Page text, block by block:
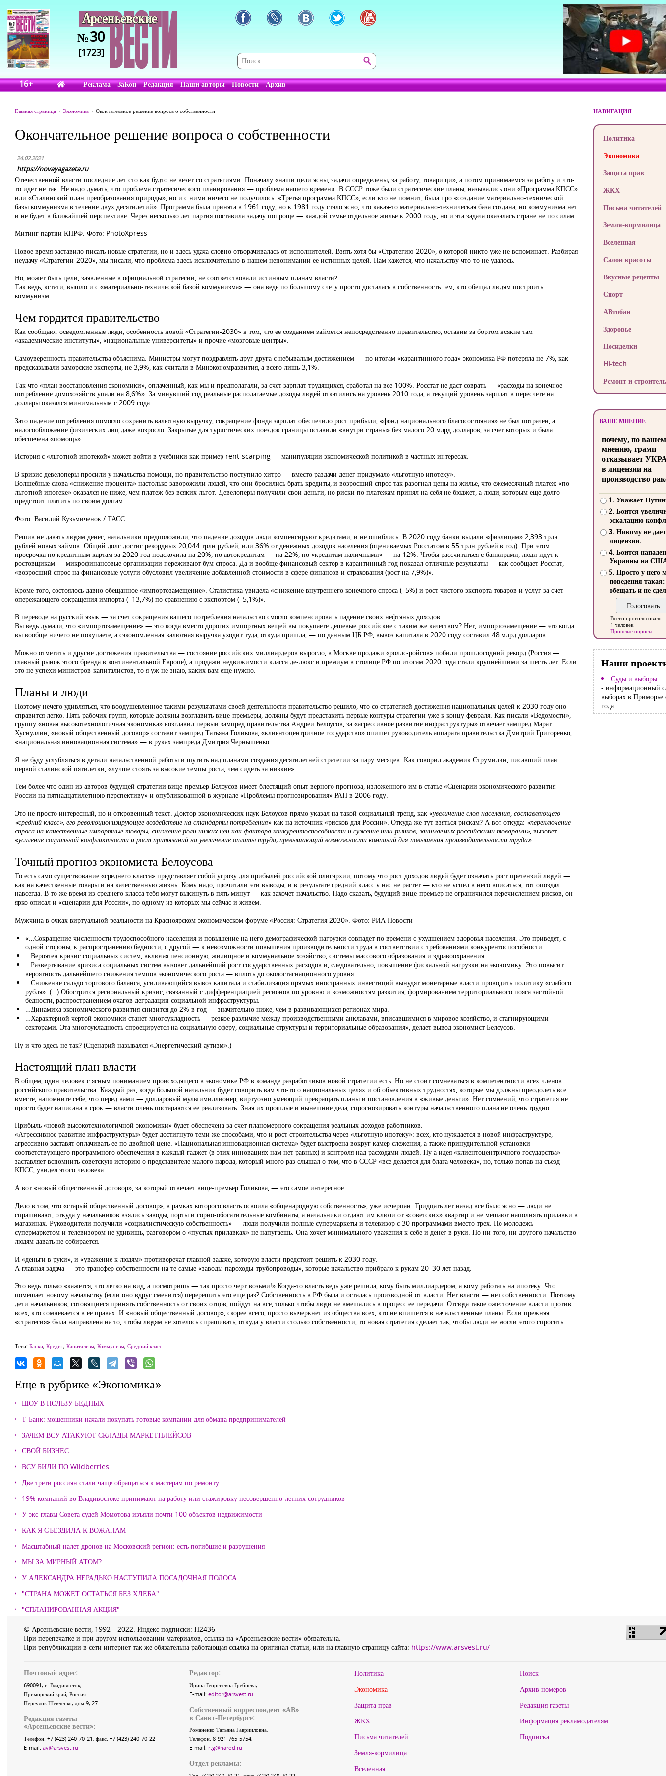
№30
[1723]
16+ Реклама ЗаКон Редакция Наши авторы Новости Архив
Главная страница Экономика Окончательное решение вопроса о собственности
Окончательное решение вопроса о собственности
24.02.2021
https://novayagazeta.ru
Отечественной власти последние лет сто как будто не везет со стратегиями. Поначалу «наши цели ясны, задачи определены; за работу, товарищи», а потом принимаемся за работу и что-
то идет не так. Не надо думать, что проблема стратегического планирования — проблема нашего времени. В СССР тоже были стратегические планы, назывались они «Программа КПСС»
или «Сталинский план преобразования природы», но и с ними ничего не получилось. «Третья программа КПСС», если кто не помнит, была про «создание материально-технической
базы коммунизма в течение двух десятилетий». Программа была принята в 1961 году, но к 1981 году стало ясно, что какая-то материально-техническая база создана, но коммунизма нет
и не будет в ближайшей перспективе. Через несколько лет партия поставила задачу попроще — каждой семье отдельное жилье к 2000 году, но и эта задача оказалась стране не по силам.
Митинг партии КПРФ. Фото: PhotoXpress
Новое время заставило писать новые стратегии, но и здесь удача словно отворачивалась от исполнителей. Взять хотя бы «Стратегию-2020», о которой никто уже не вспоминает. Разбирая
неудачу «Стратегии-2020», мы писали, что проблема здесь исключительно в нашем непонимании ее истинных целей. Нам кажется, что начальству что-то не удалось.
Но, может быть цели, заявленные в официальной стратегии, не соответствовали истинным планам власти?
Так ведь, кстати, вышло и с «материально-технической базой коммунизма» — она ведь по большому счету просто досталась в собственность тем, кто обещал людям построить
коммунизм.
Чем гордится правительство
Как сообщают осведомленные люди, особенность новой «Стратегии-2030» в том, что ее созданием займется непосредственно правительство, оставив за бортом всякие там
«академические институты», «национальные университеты» и прочие «мозговые центры».
Самоуверенность правительства объяснима. Министры могут поздравлять друг друга с небывалым достижением — по итогам «карантинного года» экономика РФ потеряла не 7%, как
предсказывали заморские эксперты, не 3,9%, как считали в Минэкономразвития, а всего лишь 3,1%.
Так что «план восстановления экономики», оплаченный, как мы и предполагали, за счет зарплат трудящихся, сработал на все 100%. Росстат не даст соврать — «расходы на конечное
потребление домохозяйств упали на 8,6%». За минувший год реальные располагаемые доходы людей откатились на уровень 2010 года, а текущий уровень зарплат в пересчете на
доллары оказался минимальным с 2009 года.
Зато падение потребления помогло сохранить валютную выручку, сокращение фонда зарплат обеспечило рост прибыли, «фонд национального благосостояния» не был потрачен, а
налогообложение физических лиц даже возросло. Закрытые для туристических поездок границы оставили «внутри страны» без малого 20 млрд долларов, за счет которых и была
обеспечена «помощь».
История с «льготной ипотекой» может войти в учебники как пример rent-scarping — манипуляции экономической политикой в частных интересах.
В кризис девелоперы просили у начальства помощи, но правительство поступило хитро — вместо раздачи денег придумало «льготную ипотеку».
Волшебные слова «снижение процента» настолько заворожили людей, что они бросились брать кредиты, и возросший спрос так разогнал цены на жилье, что ежемесячный платеж «по
льготной ипотеке» оказался не ниже, чем платеж без всяких льгот. Девелоперы получили свои деньги, но риски по платежам принял на себя не бюджет, а люди, которым еще долго
предстоит платить по своим долгам.
Фото: Василий Кузьмиченок / ТАСС
Решив не давать людям денег, начальники предположили, что падение доходов люди компенсируют кредитами, и не ошиблись. В 2020 году банки выдали «физлицам» 2,393 трлн
рублей новых займов. Общий долг достиг рекордных 20,044 трлн рублей, или 36% от денежных доходов населения (оцениваемых Росстатом в 55 трлн рублей в год). При этом
просрочка по кредитным картам за 2020 год подскочила на 20%, по автокредитам — на 22%, по «кредитам наличными» — на 12%. Чтобы рассчитаться с банкирами, люди идут к
ростовщикам — микрофинансовые организации переживают бум спроса. Да и вообще финансовый сектор в карантинный год показал отличные результаты — как сообщает Росстат,
«возросший спрос на финансовые услуги обусловил увеличение добавленной стоимости в сфере финансов и страхования (рост на 7,9%)».
Кроме того, состоялось давно обещанное «импортозамещение». Статистика увидела «снижение внутреннего конечного спроса (–5%) и рост чистого экспорта товаров и услуг за счет
опережающего сокращения импорта (–13,7%) по сравнению с экспортом (–5,1%)».
В переводе на русский язык — за счет сокращения вашего потребления начальство смогло компенсировать падение своих нефтяных доходов.
Вы ведь думали, что «импортозамещение» — это когда вместо дорогих импортных вещей вы покупаете дешевые российские с таким же качеством? Нет, импортозамещение — это когда
вы вообще ничего не покупаете, а сэкономленная валютная выручка уходит туда, откуда пришла, — по данным ЦБ РФ, вывоз капитала в 2020 году составил 48 млрд долларов.
Можно отметить и другие достижения правительства — состояние российских миллиардеров выросло, в Москве продажи «роллс-ройсов» побили прошлогодний рекорд (Россия —
главный рынок этого бренда в континентальной Европе), а продажи недвижимости класса де-люкс и премиум в столице РФ по итогам 2020 года стали крупнейшими за шесть лет. Если
это не успехи министров-капиталистов, то я уж не знаю, каких вам еще нужно.
Планы и люди
Поэтому нечего удивляться, что воодушевленное такими результатами своей деятельности правительство решило, что со стратегией достижения национальных целей к 2030 году оно
справится легко. Пять рабочих групп, которые должны возглавить вице-премьеры, должны будут представить первые контуры стратегии уже к концу февраля. Как писали «Ведомости»,
группу «новая высокотехнологичная экономика» возглавил первый зампред правительства Андрей Белоусов, за «агрессивное развитие инфраструктуры» отвечает зампред Марат
Хуснуллин, «новый общественный договор» составит зампред Татьяна Голикова, «клиентоцентричное государство» опишет руководитель аппарата правительства Дмитрий Григоренко,
«национальная инновационная система» — в руках зампреда Дмитрия Чернышенко.
Я не буду углубляться в детали начальственной работы и шутить над планами создания десятилетней стратегии за пару месяцев. Как говорил академик Струмилин, писавший план
первой сталинской пятилетки, «лучше стоять за высокие темпы роста, чем сидеть за низкие».
Тем более что один из авторов будущей стратегии вице-премьер Белоусов имеет блестящий опыт верного прогноза, изложенного им в статье «Сценарии экономического развития
России на пятнадцатилетнюю перспективу» и опубликованной в журнале «Проблемы прогнозирования» РАН в 2006 году.
Это не просто интересный, но и откровенный текст. Доктор экономических наук Белоусов прямо указал на такой социальный тренд, как «увеличение слоя населения, составляющего
«средний класс», его революционизирующее воздействие на стандарты потребления» как на источник «рисков для России». Откуда же тут взяться рискам? А вот откуда: «переключение
спроса на качественные импортные товары, снижение роли низких цен как фактора конкурентоспособности и сужение ниш рынков, занимаемых российскими товарами», вызовет
«усиление социальной конфликтности и рост притязаний на увеличение оплаты труда, превышающий возможности компаний для повышения производительности труда».
Точный прогноз экономиста Белоусова
То есть само существование «среднего класса» представляет собой угрозу для прибылей российской олигархии, потому что рост доходов людей будет означать рост претензий людей —
как на качественные товары и на качественную жизнь. Кому надо, прочитали эти выводы, и в результате средний класс у нас не растет — кто не успел в него вписаться, тот опоздал
навсегда. В то же время из среднего класса тебя могут выкинуть в пять минут — как захочет начальство. Надо сказать, будущий вице-премьер не ограничился перечислением рисков, он
ярко описал и «сценарии для России», по одному из которых мы сейчас и живем.
Мужчина в очках виртуальной реальности на Красноярском экономическом форуме «Россия: Стратегия 2030». Фото: РИА Новости
«…Сокращение численности трудоспособного населения и повышение на него демографической нагрузки совпадет по времени с ухудшением здоровья населения. Это приведет, с
одной стороны, к распространению бедности, с другой — к невозможности повышения производительности труда в соответствии с требованиями конкурентоспособности.
…Вероятен кризис социальных систем, включая пенсионную, жилищное и коммунальное хозяйство, системы массового образования и здравоохранения.
…Развертывание кризиса социальных систем вызовет дальнейший рост государственных расходов и, следовательно, повышение фискальной нагрузки на экономику. Это повысит
вероятность дальнейшего снижения темпов экономического роста — вплоть до околостагнационного уровня.
…Снижение сальдо торгового баланса, усиливающийся вывоз капитала и стабилизация прямых иностранных инвестиций вынудят монетарные власти проводить политику «слабого
рубля». (…) Обострится региональный кризис, связанный с дифференциацией регионов по уровню и возможностям развития, формированием территориального пояса застойной
бедности, распространением очагов деградации социальной инфраструктуры.
…Динамика экономического развития снизится до 2% в год — значительно ниже, чем в развивающихся регионах мира.
…Характерной чертой экономики станет многоукладность — резкое различие между производственными анклавами, вписавшимися в мировое хозяйство, и стагнирующими
секторами. Эта многоукладность спроецируется на социальную сферу, социальные структуры и территориальные образования», делает вывод экономист Белоусов.
Ну и что здесь не так? (Сценарий назывался «Энергетический аутизм».)
Настоящий план власти
В общем, один человек с ясным пониманием происходящего в экономике РФ в команде разработчиков новой стратегии есть. Но не стоит сомневаться в компетентности всех членов
российского правительства. Каждый раз, когда большой начальник будет говорить вам что-то о национальных целях и об объективных трудностях, которые мы должны преодолеть все
вместе, напомните себе, что перед вами — долларовый мультимиллионер, виртуозно умеющий превращать планы и постановления в «живые деньги». Нет сомнений, что стратегия не
просто будет написана в срок — власти очень постараются ее реализовать. Зная их прошлые и нынешние дела, спрогнозировать контуры начальственного плана не очень трудно.
Прибыль «новой высокотехнологичной экономики» будет обеспечена за счет планомерного сокращения реальных доходов работников.
«Агрессивное развитие инфраструктуры» будет достигнуто теми же способами, что и рост строительства через «льготную ипотеку»: всех, кто нуждается в новой инфраструктуре,
агрессивно заставят оплачивать ее по двойной цене. «Национальная инновационная система» будет выстроена вокруг камер слежения, а также принудительной установки
соответствующего программного обеспечения в каждый гаджет (в этих инновациях нам нет равных) и контроля над расходами людей. Ну а идея «клиентоцентричного государства»
заставляет вспомнить советскую историю о представителе малого народа, который много раз слышал о том, что в СССР «все делается для блага человека», но, только попав на съезд
КПСС, увидел этого человека.
А вот «новый общественный договор», за который отвечает вице-премьер Голикова, — это самое интересное.
Дело в том, что «старый общественный договор», в рамках которого власть освоила «общенародную собственность», уже исчерпан. Тридцать лет назад все было ясно — люди не
спрашивают, откуда у начальников взялись заводы, порты и горно-обогатительные комбинаты, а начальники отдают им ключи от «советских» квартир и не мешают наполнять прилавки в
магазинах. Руководители получили «социалистическую собственность» — люди получили полные супермаркеты и телевизор с 30 программами вместо трех. Но молодежь
супермаркетом и телевизором не удивишь, разговором о «пустых прилавках» не напугаешь. Она хочет минимального уважения к себе и денег в руки. Но ни того, ни другого начальство
людям давать не собирается.
И «деньги в руки», и «уважение к людям» противоречат главной задаче, которую власти предстоит решить к 2030 году.
А главная задача — это трансфер собственности на те самые «заводы-пароходы-трубопроводы», которые начальство прибрало к рукам 20–30 лет назад.
Это ведь только «кажется, что легко на вид, а посмотришь — так просто черт возьми!» Когда-то власть ведь уже решила, кому быть миллиардером, а кому работать на ипотеку. Что
помешает новому начальству (если оно вдруг сменится) перерешить это еще раз? Собственность в РФ была и осталась производной от власти. Нет власти — нет собственности. Поэтому
дети начальников, готовящиеся принять собственность от своих отцов, пойдут на все, только чтобы люди не вмешались в процесс ее передачи. Отсюда такое ожесточение власти против
всех, кто сомневается в ее правах. И «новый общественный договор», скорее всего, просто вычеркнет из общества всех, кто не впишется в начальственные планы. Если прежняя
«стратегия» была направлена на то, чтобы людям не хотелось спрашивать, откуда у власти столько собственности, то новая стратегия сделает так, чтобы люди не могли этого спросить.
Теги: Банки, Кредит, Капитализм, Коммунизм, Средний класс
Еще в рубрике «Экономика»
ШОУ В ПОЛЬЗУ БЕДНЫХ
Т-Банк: мошенники начали покупать готовые компании для обмана предпринимателей
ЗАЧЕМ ВСУ АТАКУЮТ СКЛАДЫ МАРКЕТПЛЕЙСОВ
СВОЙ БИЗНЕС
ВСУ БИЛИ ПО Wildberries
Две трети россиян стали чаще обращаться к мастерам по ремонту
19% компаний во Владивостоке принимают на работу или стажировку несовершенно-летних сотрудников
У экс-главы Совета судей Момотова изъяли почти 100 объектов недвижимости
КАК Я СЪЕЗДИЛА К ВОЖАНАМ
Масштабный налет дронов на Московский регион: есть погибшие и разрушения
МЫ ЗА МИРНЫЙ АТОМ?
У АЛЕКСАНДРА НЕРАДЬКО НАСТУПИЛА ПОСАДОЧНАЯ ПОЛОСА
"СТРАНА МОЖЕТ ОСТАТЬСЯ БЕЗ ХЛЕБА"
"СПЛАНИРОВАННАЯ АКЦИЯ"
НАВИГАЦИЯ
Политика
Экономика
Защита прав
ЖКХ
Письма читателей
Земля-кормилица
Вселенная
Салон красоты
Вкусные рецепты
Спорт
АВтобан
Здоровье
Посиделки
Hi-tech
Ремонт и
ВАШЕ МНЕНИЕ
почему, по
мнению, трамп
отказывает
в лицензии на
производство
1. Уважает
2. Боится
эскалацию
3. Никому не
лицензии.
4. Боится
Украины на
5. Просто у него
поведения такая:
обещать и не
Всего проголосовало
1 человек
Прошлые опросы
Наши
Суды и выборы
- информационный
выборах в Приморье
года
© Арсеньевские вести, 1992—2022. Индекс подписки: П2436
При перепечатке и при другом использовании материалов, ссылка на «Арсеньевские вести» обязательна.
При републикации в сети интернет так же обязательна работающая ссылка на оригинал статьи, или на главную страницу сайта: https://www.arsvest.ru/
Почтовый адрес:
690091, г. Владивосток,
Приморский край, Россия.
Переулок Шевченко, дом 9, 27
Редакция газеты
«Арсеньевские вести»:
Телефон: +7 (423) 240-70-21, факс: +7 (423) 240-70-22
E-mail: av@arsvest.ru
Редактор:
Ирина Георгиевна Гребнёва,
E-mail: editor@arsvest.ru
Собственный корреспондент «АВ»
в Санкт-Петербурге:
Романенко Татьяна Гаврииловна,
Телефон: 8-921-765-5754,
E-mail: rtg@narod.ru
Отдел рекламы:
Политика
Экономика
Защита прав
ЖКХ
Письма читателей
Земля-кормилица
Вселенная
Поиск
Архив номеров
Редакция газеты
Информация рекламодателям
Подписка